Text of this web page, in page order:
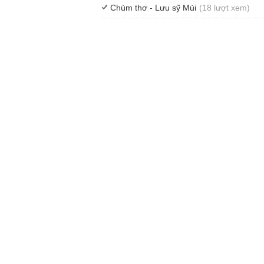
Chùm thơ - Lưu sỹ Mùi (18 lượt xem)